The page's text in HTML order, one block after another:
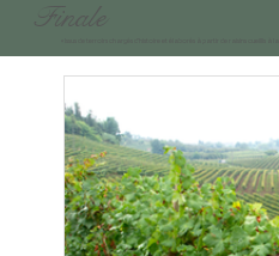
Finale